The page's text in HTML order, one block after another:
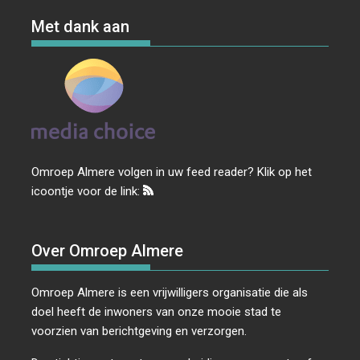
Met dank aan
Omroep Almere volgen in uw feed reader? Klik op het
icoontje voor de link:
Over Omroep Almere
Omroep Almere is een vrijwilligers organisatie die als
doel heeft de inwoners van onze mooie stad te
voorzien van berichtgeving en verzorgen.